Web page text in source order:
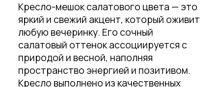
Кресло-мешок салатового цвета — это
яркий и свежий акцент, который оживит
любую вечеринку. Его сочный
салатовый оттенок ассоциируется с
природой и весной, наполняя
пространство энергией и позитивом.
Кресло выполнено из качественных